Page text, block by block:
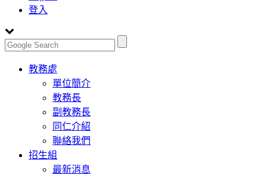
登入
Toggle
navigation
教務處
單位簡介
教務長
副教務長
同仁介紹
聯絡我們
招生組
最新消息